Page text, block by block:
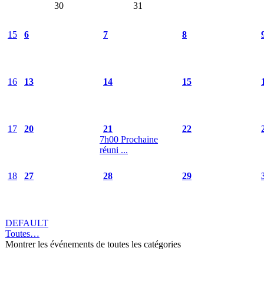
30
31
15 6 7 8
16 13 14 15
17 20
21
7h00 Prochaine
réuni ...
22
18 27 28 29
DEFAULT
Toutes…
Montrer les événements de toutes les catégories